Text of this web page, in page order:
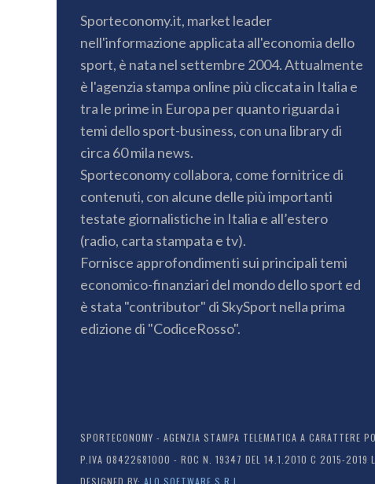
Sporteconomy.it, market leader
nell'informazione applicata all'economia dello
sport, è nata nel settembre 2004. Attualmente
è l'agenzia stampa online più cliccata in Italia e
tra le prime in Europa per quanto riguarda i
temi dello sport-business, con una library di
circa 60 mila news.
Sporteconomy collabora, come fornitrice di
contenuti, con alcune delle più importanti
testate giornalistiche in Italia e all’estero
(radio, carta stampata e tv).
Fornisce approfondimenti sui principali temi
economico-finanziari del mondo dello sport ed
è stata "contributor" di SkySport nella prima
edizione di "CodiceRosso".
SPORTECONOMY - AGENZIA STAMPA TELEMATICA A
P.IVA 08422681000 - ROC N. 19347 DEL 14.1.2010 C 2015-2019
DESIGNED BY: ALO SOFTWARE S.R.L.